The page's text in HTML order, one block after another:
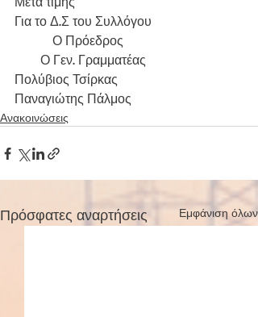
Για το Δ.Σ του Συλλόγου
Ο Πρόεδρος
Ο Γεν. Γραμματέας
Πολύβιος Τσίρκας
Παναγιώτης Πάλμος
Ανακοινώσεις
Πρόσφατες αναρτήσεις Εμφάνιση όλων